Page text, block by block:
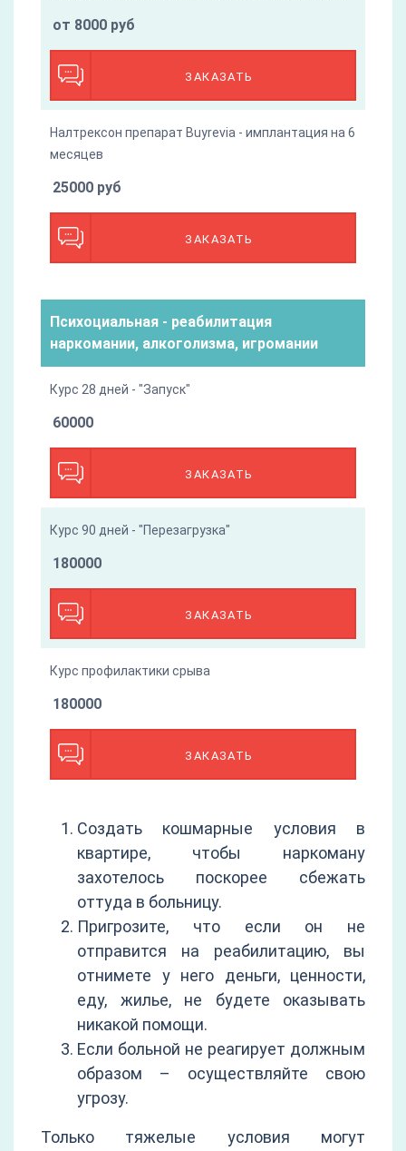
ЗАКАЗАТЬ
от 8000 руб
Налтрексон препарат Buyrevia - имплантация на 6
месяцев
ЗАКАЗАТЬ
25000 руб
Психоциальная - реабилитация
наркомании, алкоголизма, игромании
Курс 28 дней - "Запуск"
ЗАКАЗАТЬ
60000
Курс 90 дней - "Перезагрузка"
ЗАКАЗАТЬ
180000
Курс профилактики срыва
ЗАКАЗАТЬ
180000
Создать кошмарные условия в
квартире, чтобы наркоману
захотелось поскорее сбежать
оттуда в больницу.
Пригрозите, что если он не
отправится на реабилитацию, вы
отнимете у него деньги, ценности,
еду, жилье, не будете оказывать
никакой помощи.
Если больной не реагирует должным
образом – осуществляйте свою
угрозу.
Только тяжелые условия могут